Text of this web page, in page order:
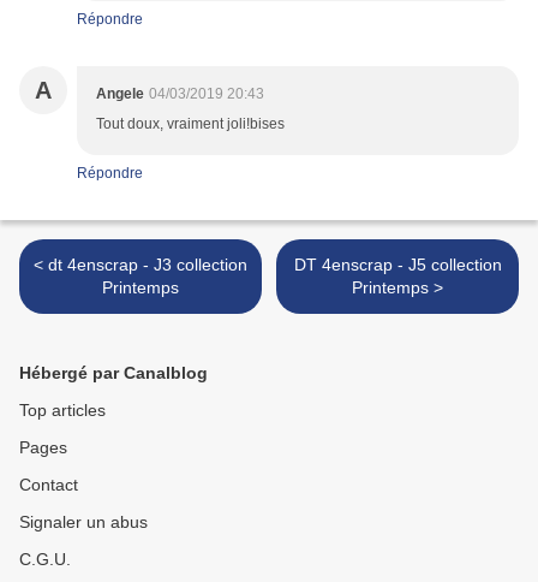
Répondre
A Angele 04/03/2019 20:43
Tout doux, vraiment joli!bises
Répondre
< dt 4enscrap - J3 collection
Printemps
DT 4enscrap - J5 collection
Printemps >
Hébergé par Canalblog
Top articles
Pages
Contact
Signaler un abus
C.G.U.